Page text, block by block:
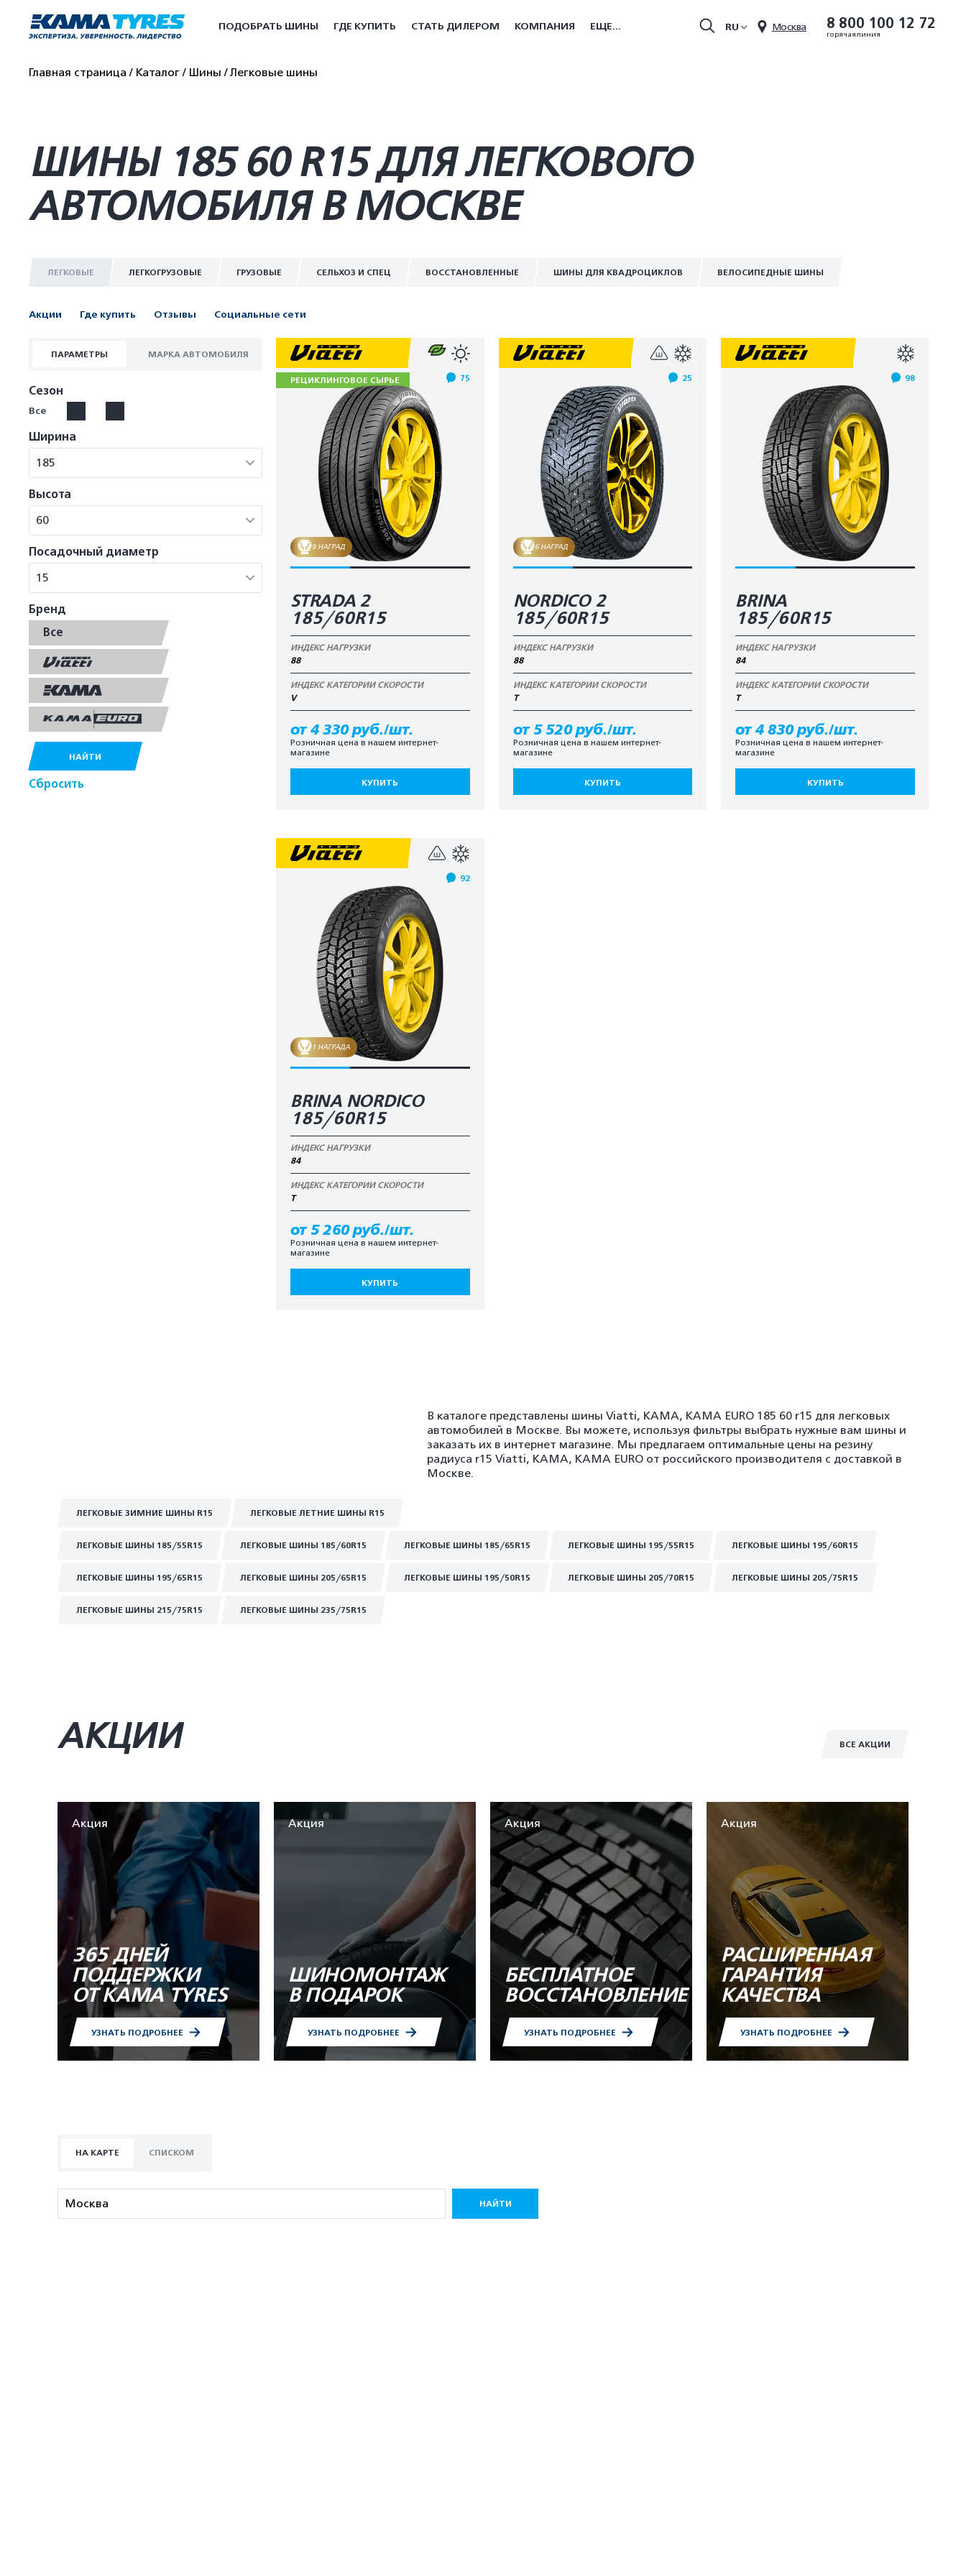
8 800 100 12 72
горячая линия
Москва
RU
ПОДОБРАТЬ ШИНЫ ГДЕ КУПИТЬ СТАТЬ ДИЛЕРОМ КОМПАНИЯ ЕЩЕ...
Главная страница Каталог Шины Легковые шины
ШИНЫ 185 60 R15 ДЛЯ ЛЕГКОВОГО
АВТОМОБИЛЯ В МОСКВЕ
ЛЕГКОВЫЕ ЛЕГКОГРУЗОВЫЕ ГРУЗОВЫЕ СЕЛЬХОЗ И СПЕЦ ВОССТАНОВЛЕННЫЕ ШИНЫ ДЛЯ КВАДРОЦИКЛОВ ВЕЛОСИПЕДНЫЕ ШИНЫ
Акции Где купить Отзывы Социальные сети
ПАРАМЕТРЫ МАРКА АВТОМОБИЛЯ
Сезон
Все
Ширина
185
Высота
60
Посадочный диаметр
15
Бренд
Все
НАЙТИ
Сбросить
РЕЦИКЛИНГОВОЕ СЫРЬЕ 75
9 НАГРАД
STRADA 2
185/60R15
ИНДЕКС НАГРУЗКИ
88
ИНДЕКС КАТЕГОРИИ СКОРОСТИ
V
от 4 330 руб./шт.
Розничная цена в нашем интернет-
магазине
КУПИТЬ
25
6 НАГРАД
NORDICO 2
185/60R15
ИНДЕКС НАГРУЗКИ
88
ИНДЕКС КАТЕГОРИИ СКОРОСТИ
T
от 5 520 руб./шт.
Розничная цена в нашем интернет-
магазине
КУПИТЬ
98
BRINA
185/60R15
ИНДЕКС НАГРУЗКИ
84
ИНДЕКС КАТЕГОРИИ СКОРОСТИ
T
от 4 830 руб./шт.
Розничная цена в нашем интернет-
магазине
КУПИТЬ
92
1 НАГРАДА
BRINA NORDICO
185/60R15
ИНДЕКС НАГРУЗКИ
84
ИНДЕКС КАТЕГОРИИ СКОРОСТИ
T
от 5 260 руб./шт.
Розничная цена в нашем интернет-
магазине
КУПИТЬ
В каталоге представлены шины Viatti, KAMA, KAMA EURO 185 60 r15 для легковых
автомобилей в Москве. Вы можете, используя фильтры выбрать нужные вам шины и
заказать их в интернет магазине. Мы предлагаем оптимальные цены на резину
радиуса r15 Viatti, KAMA, KAMA EURO от российского производителя с доставкой в
Москве.
ЛЕГКОВЫЕ ЗИМНИЕ ШИНЫ R15 ЛЕГКОВЫЕ ЛЕТНИЕ ШИНЫ R15
ЛЕГКОВЫЕ ШИНЫ 185/55R15 ЛЕГКОВЫЕ ШИНЫ 185/60R15 ЛЕГКОВЫЕ ШИНЫ 185/65R15 ЛЕГКОВЫЕ ШИНЫ 195/55R15 ЛЕГКОВЫЕ ШИНЫ 195/60R15
ЛЕГКОВЫЕ ШИНЫ 195/65R15 ЛЕГКОВЫЕ ШИНЫ 205/65R15 ЛЕГКОВЫЕ ШИНЫ 195/50R15 ЛЕГКОВЫЕ ШИНЫ 205/70R15 ЛЕГКОВЫЕ ШИНЫ 205/75R15
ЛЕГКОВЫЕ ШИНЫ 215/75R15 ЛЕГКОВЫЕ ШИНЫ 235/75R15
ВСЕ АКЦИИ
АКЦИИ
Акция
365 ДНЕЙ
ПОДДЕРЖКИ
ОТ KAMA TYRES
УЗНАТЬ ПОДРОБНЕЕ
Акция
ШИНОМОНТАЖ
В ПОДАРОК
УЗНАТЬ ПОДРОБНЕЕ
Акция
БЕСПЛАТНОЕ
ВОССТАНОВЛЕНИЕ
УЗНАТЬ ПОДРОБНЕЕ
Акция
РАСШИРЕННАЯ
ГАРАНТИЯ
КАЧЕСТВА
УЗНАТЬ ПОДРОБНЕЕ
НА КАРТЕ СПИСКОМ
НАЙТИ